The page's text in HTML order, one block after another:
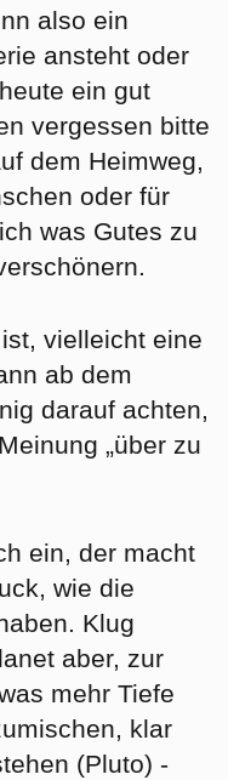
also ein
ansteht oder
ein gut
vergessen bitte
dem Heimweg,
oder für
was Gutes zu
vielleicht eine
ab dem
darauf achten,
„über zu
ein, der macht
wie die
Klug
aber, zur
mehr Tiefe
klar
(Pluto) -